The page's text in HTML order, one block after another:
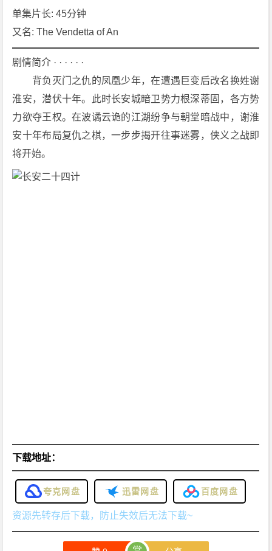
装]
4
K
下
单集片长: 45分钟
又名: The Vendetta of An
剧情简介 · · · · · ·
背负灭门之仇的凤凰少年，在遭遇巨变后改名换姓谢
淮安，潜伏十年。此时长安城暗卫势力根深蒂固，各方势
力欲夺王权。在波谲云诡的江湖纷争与朝堂暗战中，谢淮
安十年布局复仇之棋，一步步揭开往事迷雾，侠义之战即
将开始。
下载地址：
夸克网盘 迅雷网盘 百度网盘
资源先转存后下载，防止失效后无法下载~